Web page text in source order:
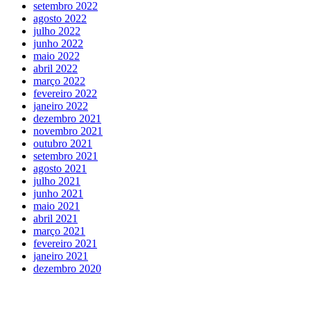
setembro 2022
agosto 2022
julho 2022
junho 2022
maio 2022
abril 2022
março 2022
fevereiro 2022
janeiro 2022
dezembro 2021
novembro 2021
outubro 2021
setembro 2021
agosto 2021
julho 2021
junho 2021
maio 2021
abril 2021
março 2021
fevereiro 2021
janeiro 2021
dezembro 2020